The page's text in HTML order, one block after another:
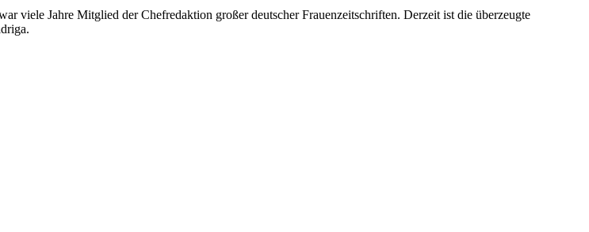
viele Jahre Mitglied der Chefredaktion großer deutscher Frauenzeitschriften. Derzeit ist die überzeugte